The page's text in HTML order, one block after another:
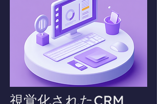
視覚化されたCRM